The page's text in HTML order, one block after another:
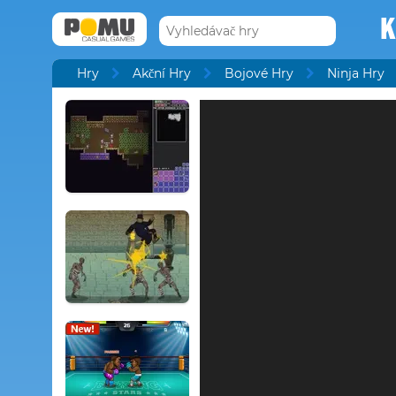
Hry Akční Hry Bojové Hry Ninja Hry